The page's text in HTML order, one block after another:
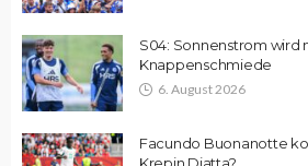
S04: Sonnenstrom wird
Knappenschmiede
6. August 2026
Facundo Buonanotte
Krepin Diatta?